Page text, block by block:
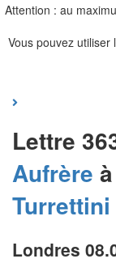
Attention : au
Vous pouvez
Lettre
Aufrère à
Turrettini
Londres